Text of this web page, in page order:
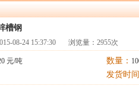
槽钢
08-24 15:37:30 浏览量：2955次
元/吨 数量：
发货时间